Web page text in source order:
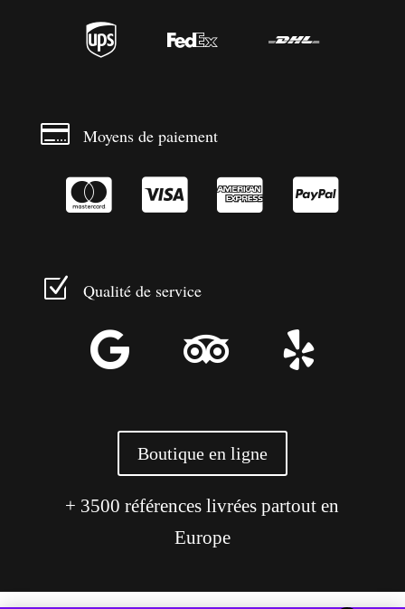
  
 Moyens de paiement
   
Z Qualité de service
  
Boutique en ligne
+ 3500 références livrées partout en
Europe